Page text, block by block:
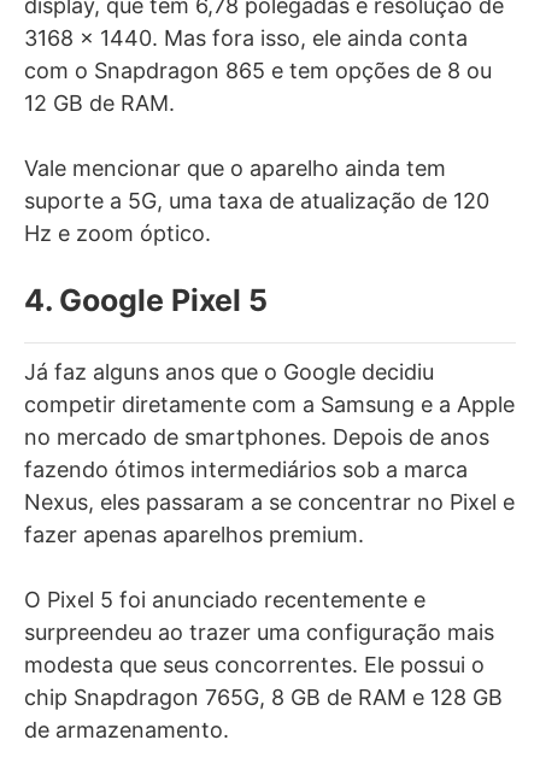
display, que tem 6,78 polegadas e resolução de
3168 x 1440. Mas fora isso, ele ainda conta
com o Snapdragon 865 e tem opções de 8 ou
12 GB de RAM.
Vale mencionar que o aparelho ainda tem
suporte a 5G, uma taxa de atualização de 120
Hz e zoom óptico.
4. Google Pixel 5
Já faz alguns anos que o Google decidiu
competir diretamente com a Samsung e a Apple
no mercado de smartphones. Depois de anos
fazendo ótimos intermediários sob a marca
Nexus, eles passaram a se concentrar no Pixel e
fazer apenas aparelhos premium.
O Pixel 5 foi anunciado recentemente e
surpreendeu ao trazer uma configuração mais
modesta que seus concorrentes. Ele possui o
chip Snapdragon 765G, 8 GB de RAM e 128 GB
de armazenamento.